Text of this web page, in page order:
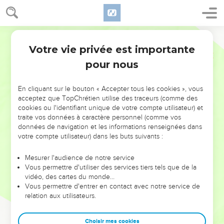
NE MANQUEZ PAS L’ÉVÉNEMENT
DE L’ANNÉE !
ET SI LEURS ERREURS POUVAIENT VOUS ÉVITER LES
VOTRES ?
leur foi ou leur vision. Mais on voit moins les doutes, les erreurs
et les saisons difficiles qu'ils ont traversés, alors même que ce
sont elles qui les ont façonnés.
Dans cette conférence, leaders, entrepreneurs, et responsables
clés pour avancer avec plus de sagesse afin que leurs erreurs
Votre vie privée est importante
pour nous
En cliquant sur le bouton « Accepter tous les cookies », vous
acceptez que TopChrétien utilise des traceurs (comme des
cookies ou l'identifiant unique de votre compte utilisateur) et
traite vos données à caractère personnel (comme vos
données de navigation et les informations renseignées dans
votre compte utilisateur) dans les buts suivants :
Mesurer l'audience de notre service
Vous permettre d'utiliser des services tiers tels que de la
vidéo, des cartes du monde…
Vous permettre d'entrer en contact avec notre service de
relation aux utilisateurs.
Choisir mes cookies